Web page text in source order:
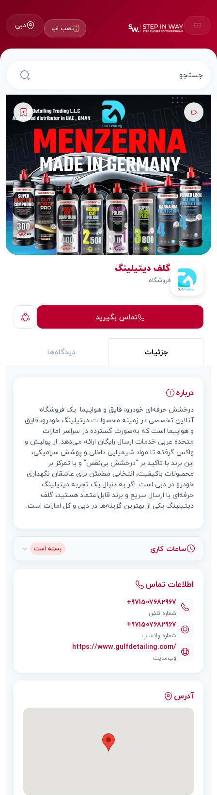
نصب اپ دبی
گلف دیتیلینگ
فروشگاه
تماس بگیرید
جزئیات دیدگاه‌ها
درباره
درخشش حرفه‌ای خودرو، قایق و هواپیما یک فروشگاه
آنلاین تخصصی در زمینه محصولات دیتیلینگ خودرو، قایق
و هواپیما است که به‌صورت گسترده در سراسر امارات
متحده عربی خدمات ارسال رایگان ارائه می‌دهد. از پولیش و
واکس گرفته تا مواد شیمیایی داخلی و پوشش سرامیکی،
این برند با تاکید بر "درخشش بی‌نقص" و با تمرکز بر
محصولات باکیفیت، انتخابی مطمئن برای عاشقان نگهداری
خودرو در دبی است. اگر به دنبال یک تجربه دیتیلینگ
حرفه‌ای با ارسال سریع و برند قابل‌اعتماد هستید، گلف
دیتیلینگ یکی از بهترین گزینه‌ها در دبی و کل امارات است.
ساعات کاری بسته است
اطلاعات تماس
+971507682967
شماره تلفن
+971507682967
شماره واتساپ
https://www.gulfdetailing.com/
وب‌سایت
آدرس